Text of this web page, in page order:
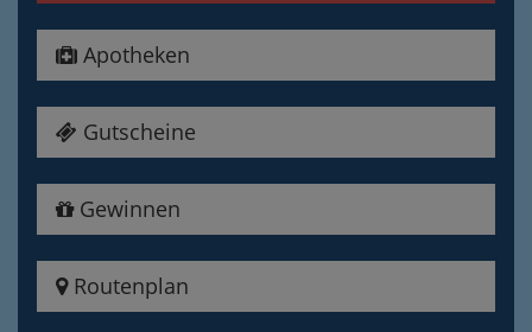
Apotheken
Gutscheine
Gewinnen
Routenplan